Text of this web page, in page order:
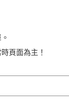
頁面為主！